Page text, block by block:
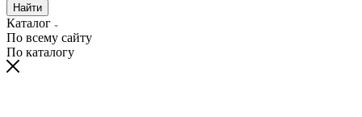
Найти
Каталог
По всему сайту
По каталогу